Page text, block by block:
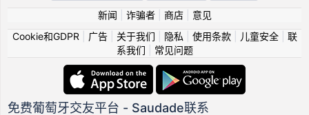
新闻 诈骗者| 商店| 意见
Cookie和GDPR
广告| 关于我们 隐私 使用条款| 儿童安全| 联
系我们
常见问题
免费葡萄牙交友平台 - Saudade联系